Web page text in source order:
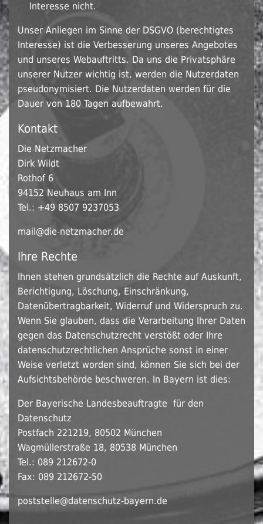
Interesse nicht.
Unser Anliegen im Sinne der DSGVO (berechtigtes
Interesse) ist die Verbesserung unseres Angebotes
und unseres Webauftritts. Da uns die Privatsphäre
unserer Nutzer wichtig ist, werden die Nutzerdaten
pseudonymisiert. Die Nutzerdaten werden für die
Dauer von 180 Tagen aufbewahrt.
Kontakt
Die Netzmacher
Dirk Wildt
Rothof 6
94152 Neuhaus am Inn
Tel.: +49 8507 9237053
mail@die-netzmacher.de
Ihre Rechte
Ihnen stehen grundsätzlich die Rechte auf Auskunft,
Berichtigung, Löschung, Einschränkung,
Datenübertragbarkeit, Widerruf und Widerspruch zu.
Wenn Sie glauben, dass die Verarbeitung Ihrer Daten
gegen das Datenschutzrecht verstößt oder Ihre
datenschutzrechtlichen Ansprüche sonst in einer
Weise verletzt worden sind, können Sie sich bei der
Aufsichtsbehörde beschweren. In Bayern ist dies:
Der Bayerische Landesbeauftragte für den
Datenschutz
Postfach 221219, 80502 München
Wagmüllerstraße 18, 80538 München
Tel.: 089 212672-0
Fax: 089 212672-50
poststelle@datenschutz-bayern.de